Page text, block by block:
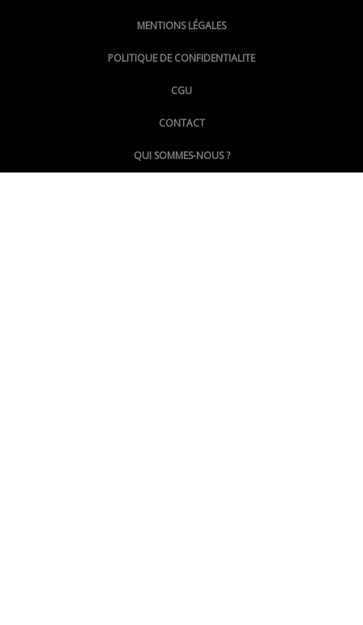
@LePoingMontpellier
MENTIONS LÉGALES
POLITIQUE DE CONFIDENTIALITE
CGU
CONTACT
QUI SOMMES-NOUS ?